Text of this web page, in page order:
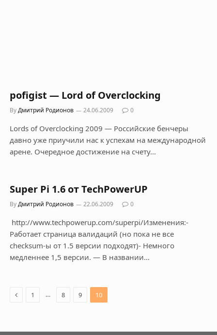
pofigist — Lord of Overclocking
ByДмитрий Родионов 24.06.2009 0
Lords of Overclocking 2009 — Российские бенчеры
давно уже приучили нас к успехам на международной
арене. Очередное достижение на счету…
Super Pi 1.6 от TechPowerUP
ByДмитрий Родионов 22.06.2009 0
http://www.techpowerup.com/superpi/Изменения:-
Работает страница валидаций (но пока не все
cheсksum-ы от 1.5 версии подходят)- Немного
медленнее 1,5 версии. — В названии…
Previous
1 … 8 9 10